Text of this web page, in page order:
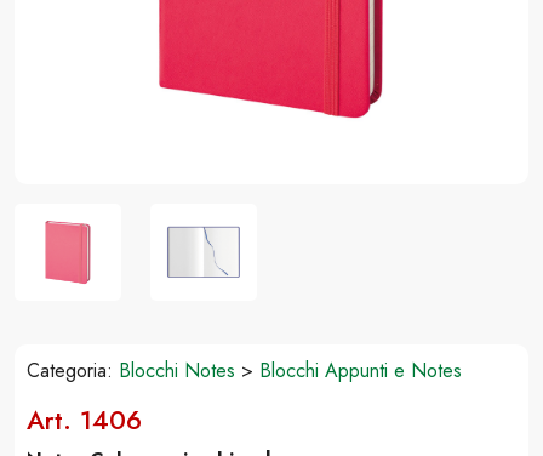
Categoria: Blocchi Notes > Blocchi Appunti e Notes
Art. 1406